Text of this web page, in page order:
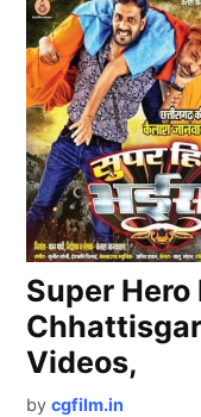
Super Hero
Videos,
by cgfilm.in